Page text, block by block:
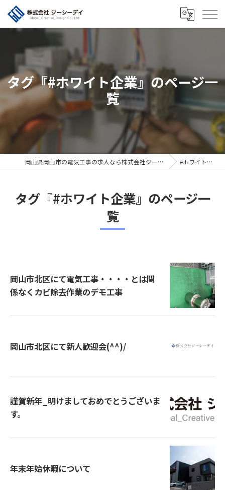
タグ『#ホワイト企業』のページ一
覧
岡山県岡山市の電気工事の求人なら株式会社ジーシーデイ #ホワイト企業
タグ『#ホワイト企業』のページ一
覧
岡山市北区にて電気工事・・・・とは関
係なくカビ除去作業のデモ工事
岡山市北区にて新人歓迎会(^^)/
謹賀新年_明けましておめでとうございま
す。
年末年始休暇について